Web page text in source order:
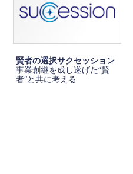
賢者の選択サクセッション
事業創継を成し遂げた”賢
者”と共に考える